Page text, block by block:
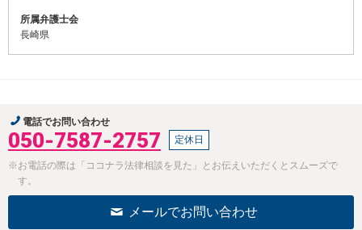
所属弁護士会
長崎県
電話でお問い合わせ
050-7587-2757 定休日
※お電話の際は「ココナラ法律相談を見た」とお伝えいただくとスムーズで
す。
メールでお問い合わせ